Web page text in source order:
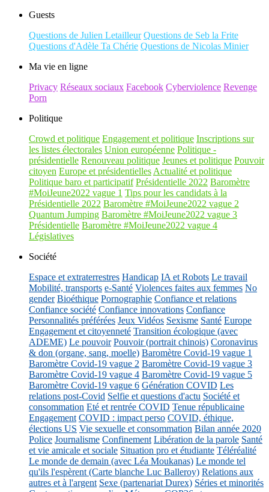
Guests
Questions de Julien Letailleur Questions de Seb la Frite
Questions d'Adèle Ta Chérie Questions de Nicolas Minier
Ma vie en ligne
Privacy Réseaux sociaux Facebook Cyberviolence Revenge
Porn
Politique
Crowd et politique Engagement et politique Inscriptions sur
les listes électorales Union européenne Politique -
présidentielle Renouveau politique Jeunes et politique Pouvoir
citoyen Europe et présidentielles Actualité et politique
Politique baro et participatif Présidentielle 2022 Baromètre
#MoiJeune2022 vague 1 Tips pour les candidats à la
Présidentielle 2022 Baromètre #MoiJeune2022 vague 2
Quantum Jumping Baromètre #MoiJeune2022 vague 3
Présidentielle Baromètre #MoiJeune2022 vague 4
Législatives
Société
Espace et extraterrestres Handicap IA et Robots Le travail
Mobilité, transports e-Santé Violences faites aux femmes No
gender Bioéthique Pornographie Confiance et relations
Confiance société Confiance innovations Confiance
Personnalités préférées Jeux Vidéos Sexisme Santé Europe
Engagement et citoyenneté Transition écologique (avec
ADEME) Le pouvoir Pouvoir (portrait chinois) Coronavirus
& don (organe, sang, moelle) Baromètre Covid-19 vague 1
Baromètre Covid-19 vague 2 Baromètre Covid-19 vague 3
Baromètre Covid-19 vague 4 Baromètre Covid-19 vague 5
Baromètre Covid-19 vague 6 Génération COVID Les
relations post-Covid Selfie et questions d'actu Société et
consommation Eté et rentrée COVID Tenue républicaine
Engagement COVID : impact perso COVID, éthique,
élections US Vie sexuelle et consommation Bilan année 2020
Police Journalisme Confinement Libération de la parole Santé
et vie amicale et sociale Situation pro et étudiante Téléréalité
Le monde de demain (avec Léa Moukanas) Le monde tel
qu'ils l'espèrent (Carte blanche Luc Balleroy) Relations aux
autres et à l'argent Sexe (partenariat Durex) Séries et minorités